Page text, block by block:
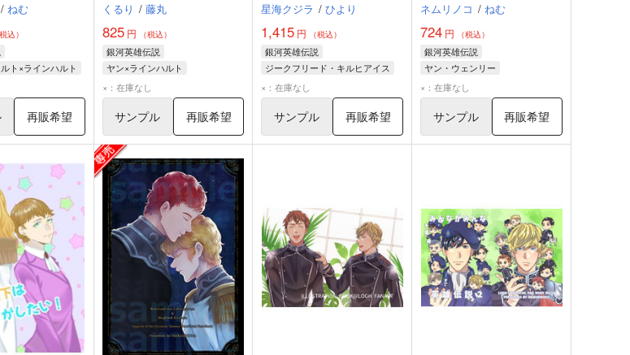
/ ねむ
税込）
ト×ラインハルト
フリッツ・ヨーゼフ・ビッテンフェルト
再販希望
くるり / 藤丸
825円 （税込）
銀河英雄伝説
ヤン×ラインハルト
ヤン・ウェンリー
ラインハルト・フォン・ローエングラム
×：在庫なし
サンプル 再販希望
星海クジラ / ひより
1,415 円 （税込）
銀河英雄伝説
ジークフリード・キルヒアイス
×：在庫なし
サンプル 再販希望
ネムリノコ / ねむ
724 円 （税込）
銀河英雄伝説
ヤン・ウェンリー
×：在庫なし
サンプル 再販希望